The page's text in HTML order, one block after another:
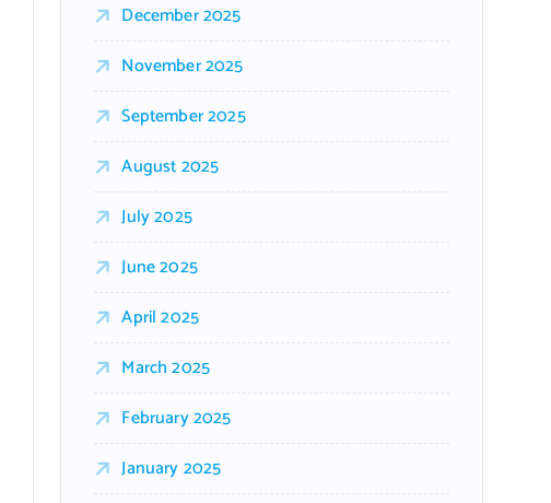
December 2025
November 2025
September 2025
August 2025
July 2025
June 2025
April 2025
March 2025
February 2025
January 2025